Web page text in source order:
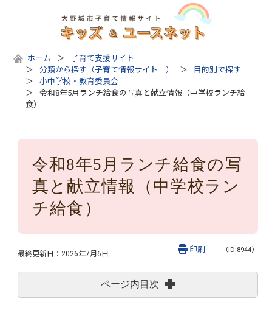
ホーム
子育て支援サイト
分類から探す（子育て情報サイト ）
目的別で探す
小中学校・教育委員会
令和8年5月ランチ給食の写真と献立情報（中学校ランチ給
食）
令和8年5月ランチ給食の写
真と献立情報（中学校ラン
チ給食）
最終更新日： 2026年7月6日 （ID:8944）
印刷
ページ内目次